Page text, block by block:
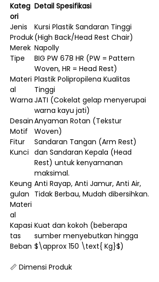
Kateg
ori
Detail Spesifikasi
Jenis
Produk
Kursi Plastik Sandaran Tinggi
(High Back/Head Rest Chair)
Merek Napolly
Tipe
BIG PW 678 HR (PW = Pattern
Woven, HR = Head Rest)
Materi
al
Plastik Polipropilena Kualitas
Tinggi
Warna JATI (Cokelat gelap menyerupai
warna kayu jati)
Desain
Motif
Anyaman Rotan (Tekstur
Woven)
Fitur
Kunci
Sandaran Tangan (Arm Rest)
dan Sandaran Kepala (Head
Rest) untuk kenyamanan
maksimal.
Keung
gulan
Materi
al
Anti Rayap, Anti Jamur, Anti Air,
Tidak Berbau, Mudah dibersihkan.
Kapasi
tas
Beban
Kuat dan kokoh (beberapa
sumber menyebutkan hingga
$\approx 150 \text{ Kg}$)
📏 Dimensi Produk